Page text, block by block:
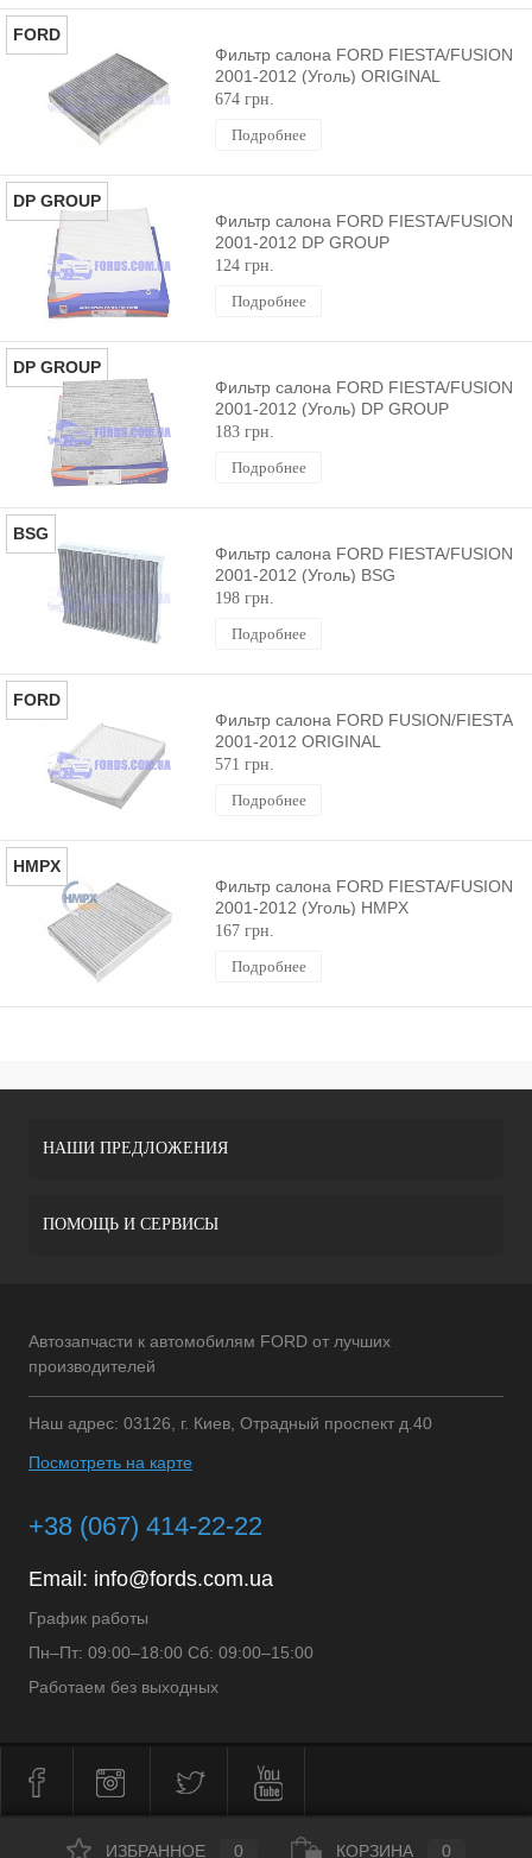
FORD
Фильтр салона FORD FIESTA/FUSION
2001-2012 (Уголь) ORIGINAL
674 грн.
Подробнее
DP GROUP
Фильтр салона FORD FIESTA/FUSION
2001-2012 DP GROUP
124 грн.
Подробнее
DP GROUP
Фильтр салона FORD FIESTA/FUSION
2001-2012 (Уголь) DP GROUP
183 грн.
Подробнее
BSG
Фильтр салона FORD FIESTA/FUSION
2001-2012 (Уголь) BSG
198 грн.
Подробнее
FORD
Фильтр салона FORD FUSION/FIESTA
2001-2012 ORIGINAL
571 грн.
Подробнее
HMPX
Фильтр салона FORD FIESTA/FUSION
2001-2012 (Уголь) HMPX
167 грн.
Подробнее
НАШИ ПРЕДЛОЖЕНИЯ
ПОМОЩЬ И СЕРВИСЫ
Автозапчасти к автомобилям FORD от лучших
производителей
Наш адрес: 03126, г. Киев, Отрадный проспект д.40
Посмотреть на карте
+38 (067) 414-22-22
Email: info@fords.com.ua
График работы
Пн–Пт: 09:00–18:00 Сб: 09:00–15:00
Работаем без выходных
ИЗБРАННОЕ 0 КОРЗИНА 0